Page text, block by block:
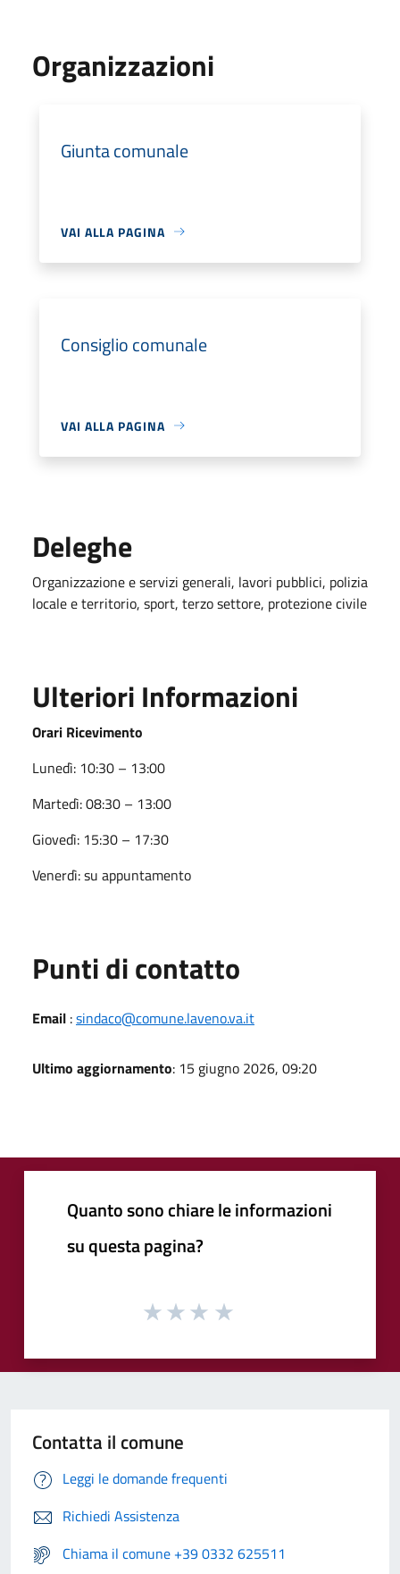
Organizzazioni
Giunta comunale
VAI ALLA PAGINA
Consiglio comunale
VAI ALLA PAGINA
Deleghe
Organizzazione e servizi generali, lavori pubblici, polizia
locale e territorio, sport, terzo settore, protezione civile
Ulteriori Informazioni
Orari Ricevimento
Lunedì: 10:30 – 13:00
Martedì: 08:30 – 13:00
Giovedì: 15:30 – 17:30
Venerdì: su appuntamento
Punti di contatto
Email :sindaco@comune.laveno.va.it
Ultimo aggiornamento: 15 giugno 2026, 09:20
Quanto sono chiare le informazioni
su questa pagina?
Contatta il comune
Leggi le domande frequenti
Richiedi Assistenza
Chiama il comune +39 0332 625511